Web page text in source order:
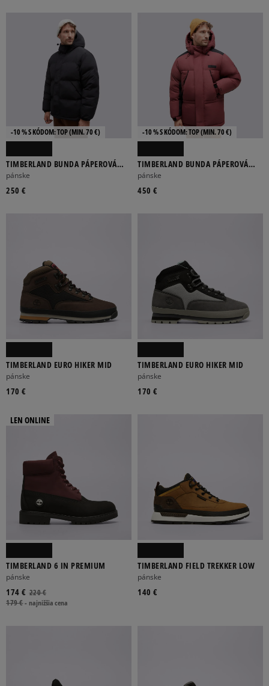
-10 % S KÓDOM: TOP (MIN. 70 €)
TIMBERLAND BUNDA PÁPEROVÁ
TFO PUFFER HOODED JACKET
pánske
250 €
-10 % S KÓDOM: TOP (MIN. 70 €)
TIMBERLAND BUNDA PÁPEROVÁ
DURABLE WATERREPELLENT
REC.DOWN PA
pánske
450 €
TIMBERLAND EURO HIKER MID
pánske
170 €
TIMBERLAND EURO HIKER MID
pánske
170 €
LEN ONLINE
TIMBERLAND 6 IN PREMIUM
pánske
220 €
174 €
179 €-najnižšia cena
TIMBERLAND FIELD TREKKER LOW
pánske
140 €